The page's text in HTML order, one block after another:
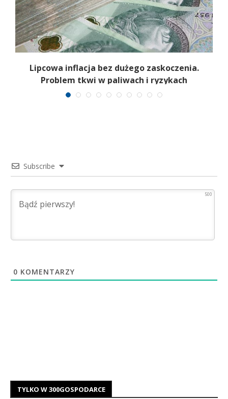
Lipcowa inflacja bez dużego zaskoczenia.
Problem tkwi w paliwach i ryzykach
surowcowych
Subscribe
500
0 KOMENTARZY
TYLKO W 300GOSPODARCE